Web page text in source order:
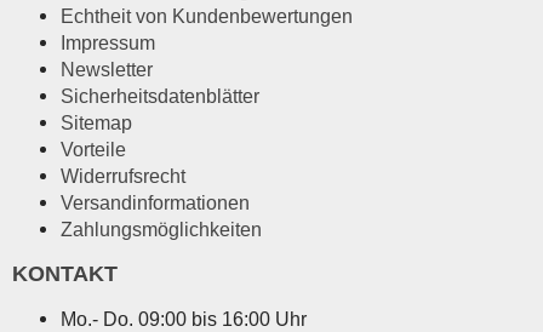
Echtheit von Kundenbewertungen
Impressum
Newsletter
Sicherheitsdatenblätter
Sitemap
Vorteile
Widerrufsrecht
Versandinformationen
Zahlungsmöglichkeiten
KONTAKT
Mo.- Do. 09:00 bis 16:00 Uhr